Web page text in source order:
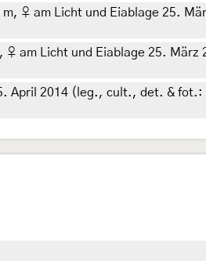
♀ am Licht und Eiablage 25.
am Licht und Eiablage 25. März
April 2014 (leg., cult., det. & fot.: